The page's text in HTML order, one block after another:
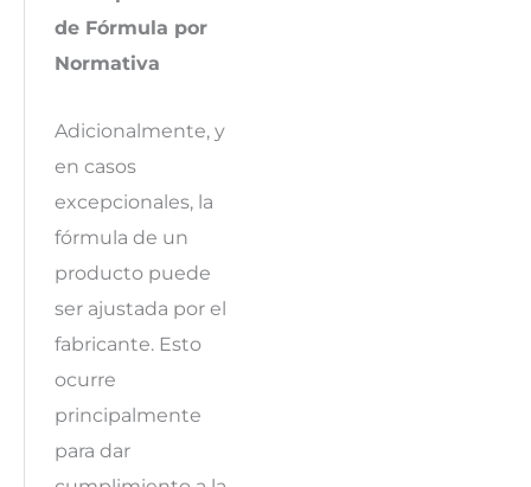
de Fórmula por
Normativa
Adicionalmente, y
en casos
excepcionales, la
fórmula de un
producto puede
ser ajustada por el
fabricante. Esto
ocurre
principalmente
para dar